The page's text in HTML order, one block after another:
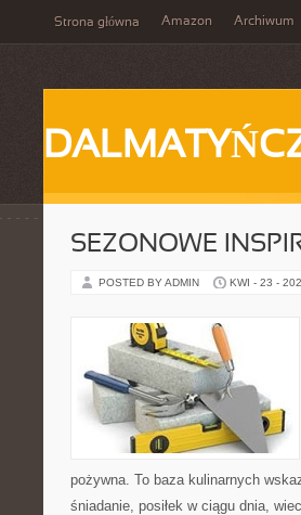
Strona główna Amazon Archiwum
SEZONOWE
POSTED BY ADMIN KWI - 23 -
pożywna. To baza kulinarnych
śniadanie, posiłek w ciągu dnia,